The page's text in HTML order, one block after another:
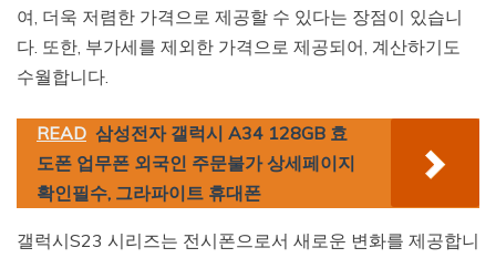
여, 더욱 저렴한 가격으로 제공할 수 있다는 장점이 있습니
다. 또한, 부가세를 제외한 가격으로 제공되어, 계산하기도
수월합니다.
READ 삼성전자 갤럭시 A34 128GB 효
도폰 업무폰 외국인 주문불가 상세페이지
확인필수, 그라파이트 휴대폰
갤럭시S23 시리즈는 전시폰으로서 새로운 변화를 제공합니